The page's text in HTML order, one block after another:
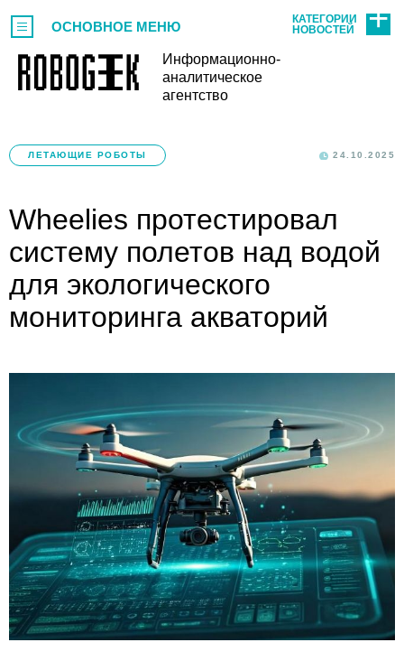
Информационно-
аналитическое
агентство
ОСНОВНОЕ МЕНЮ
КАТЕГОРИИ
НОВОСТЕЙ
ЛЕТАЮЩИЕ РОБОТЫ 24.10.2025
Wheelies протестировал
систему полетов над водой
для экологического
мониторинга акваторий